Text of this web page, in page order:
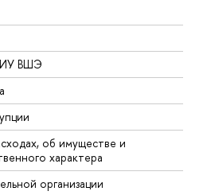
ВШЭ
об имуществе и
характера
организации